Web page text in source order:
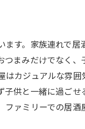
す。家族連れで
まみだけでなく
カジュアルな雰
供と一緒に過ご
ァミリーでの居